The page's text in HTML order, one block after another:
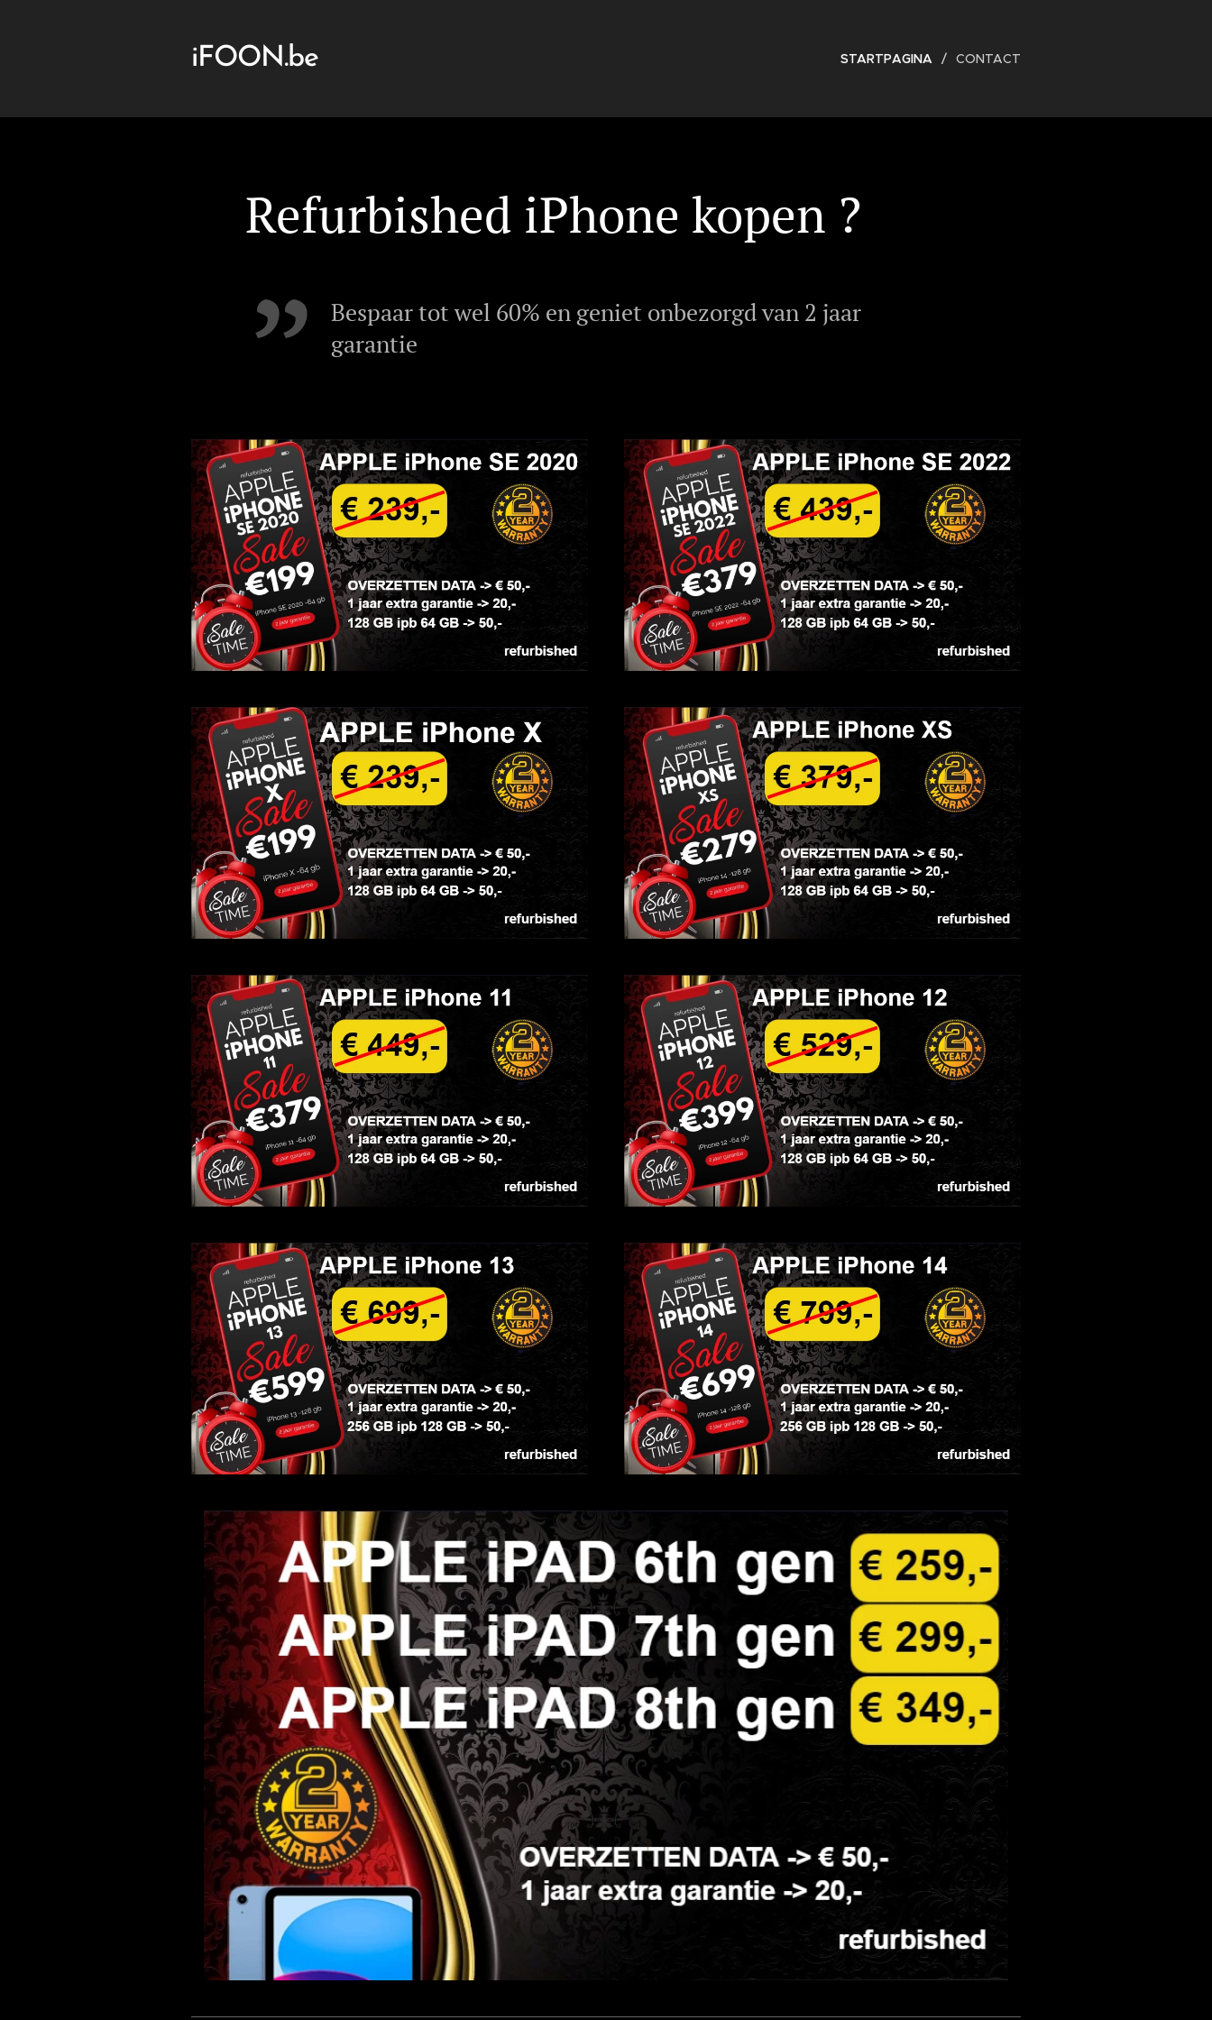
iFOON.be STARTPAGINA CONTACT
Refurbished iPhone kopen ?
Bespaar tot wel 60% en geniet onbezorgd van 2 jaar
garantie